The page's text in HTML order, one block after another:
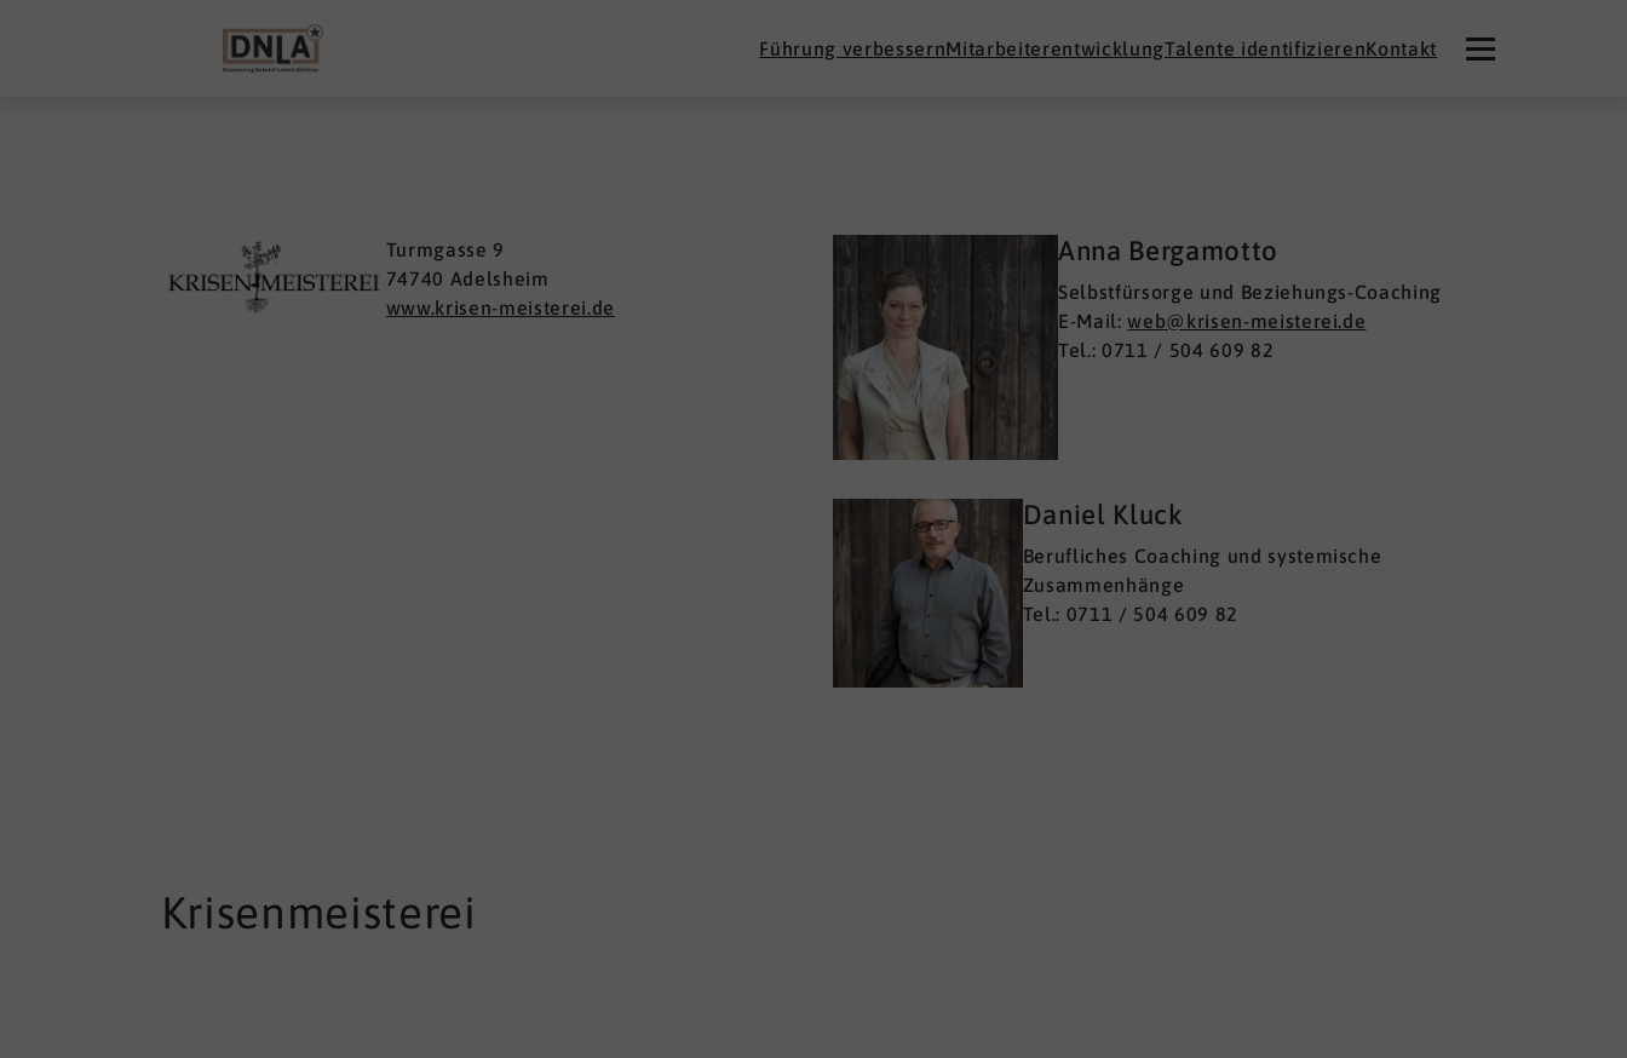
Führung verbessernMitarbeiterentwicklungTalente identifizierenKontakt
Turmgasse 9
74740 Adelsheim
www.krisen-meisterei.de
Anna Bergamotto
Selbstfürsorge und Beziehungs-Coaching
E-Mail:web@krisen-meisterei.de
Tel.: 0711 / 504 609 82
Daniel Kluck
Berufliches Coaching und systemische
Zusammenhänge
Tel.: 0711 / 504 609 82
Krisenmeisterei